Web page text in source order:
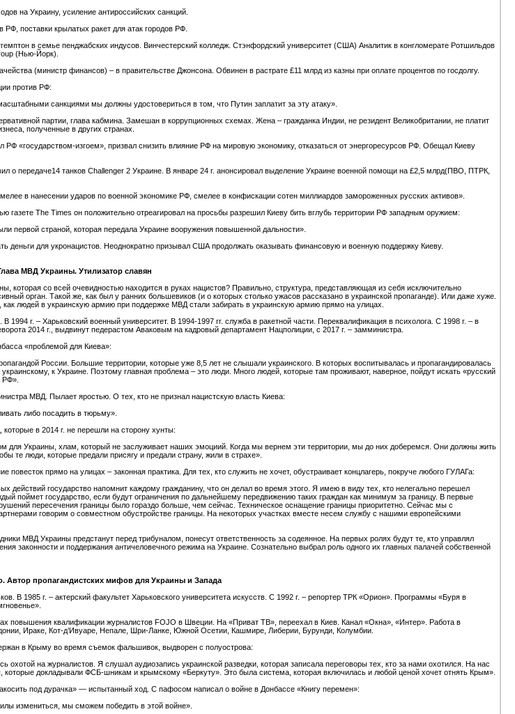
на Украину, усиление антироссийских санкций.
РФ, поставки крылатых ракет для атак городов РФ.
в семье пенджабских индусов. Винчестерский колледж. Стэнфордский университет (США) Аналитик в конгломерате Ротшильдов
(Нью-Йорк).
(министр финансов) – в правительстве Джонсона. Обвинен в растрате £11 млрд из казны при оплате процентов по госдолгу.
против РФ:
санкциями мы должны удостовериться в том, что Путин заплатит за эту атаку».
партии, глава кабмина. Замешан в коррупционных схемах. Жена – гражданка Индии, не резидент Великобритании, не платит
полученные в других странах.
РФ «государством-изгоем», призвал снизить влияние РФ на мировую экономику, отказаться от энергоресурсов РФ. Обещал Киеву
о передаче14 танков Challenger 2 Украине. В январе 24 г. анонсировал выделение Украине военной помощи на £2,5 млрд(ПВО, ПТРК,
в нанесении ударов по военной экономике РФ, смелее в конфискации сотен миллиардов замороженных русских активов».
газете The Times он положительно отреагировал на просьбы разрешил Киеву бить вглубь территории РФ западным оружием:
первой страной, которая передала Украине вооружения повышенной дальности».
деньги для укронацистов. Неоднократно призывал США продолжать оказывать финансовую и военную поддержку Киеву.
МВД Украины. Утилизатор славян
которая со всей очевидностью находится в руках нацистов? Правильно, структура, представляющая из себя исключительно
орган. Такой же, как был у ранних большевиков (и о которых столько ужасов рассказано в украинской пропаганде). Или даже хуже.
как людей в украинскую армию при поддержке МВД стали забирать в украинскую армию прямо на улицах.
В 1994 г. – Харьковский военный университет. В 1994-1997 гг. служба в ракетной части. Переквалификация в психолога. С 1998 г. – в
2014 г., выдвинут педерастом Аваковым на кадровый департамент Нацполиции, с 2017 г. – замминистра.
«проблемой для Киева»:
России. Большие территории, которые уже 8,5 лет не слышали украинского. В которых воспитывалась и пропагандировалась
к Украине. Поэтому главная проблема – это люди. Много людей, которые там проживают, наверное, пойдут искать «русский
РФ».
МВД. Пылает яростью. О тех, кто не признал нацистскую власть Киева:
либо посадить в тюрьму».
в 2014 г. не перешли на сторону хунты:
для Украины, хлам, который не заслуживает наших эмоциий. Когда мы вернем эти территории, мы до них доберемся. Они должны жить
те люди, которые предали присягу и предали страну, жили в страхе».
повесток прямо на улицах – законная практика. Для тех, кто служить не хочет, обустраивает концлагерь, покруче любого ГУЛАГа:
действий государство напомнит каждому гражданину, что он делал во время этого. Я имею в виду тех, кто нелегально перешел
поймет государство, если будут ограничения по дальнейшему передвижению таких граждан как минимум за границу. В первые
пересечения границы было гораздо больше, чем сейчас. Техническое оснащение границы приоритетно. Сейчас мы с
говорим о совместном обустройстве границы. На некоторых участках вместе несем службу с нашими европейскими
МВД Украины предстанут перед трибуналом, понесут ответственность за содеянное. На первых ролях будут те, кто управлял
законности и поддержания античеловечного режима на Украине. Сознательно выбрал роль одного их главных палачей собственной
Автор пропагандистских мифов для Украины и Запада
В 1985 г. – актерский факультет Харьковского университета искусств. С 1992 г. – репортер ТРК «Орион». Программы «Буря в
повышения квалификации журналистов FOJO в Швеции. На «Приват ТВ», переехал в Киев. Канал «Окна», «Интер». Работа в
Ираке, Кот-д’Ивуаре, Непале, Шри-Ланке, Южной Осетии, Кашмире, Либерии, Бурунди, Колумбии.
в Крыму во время съемок фальшивок, выдворен с полуострова:
охотой на журналистов. Я слушал аудиозапись украинской разведки, которая записала переговоры тех, кто за нами охотился. На нас
которые докладывали ФСБ-шникам и крымскому «Беркуту». Это была система, которая включилась и любой ценой хочет отнять Крым».
под дурачка» — испытанный ход. С пафосом написал о войне в Донбассе «Книгу перемен»:
измениться, мы сможем победить в этой войне».